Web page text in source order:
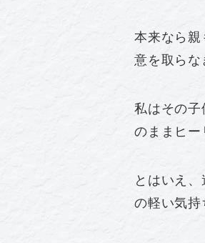
本来なら親
意を取らな
私はその
のままヒー
とはいえ
の軽い気持